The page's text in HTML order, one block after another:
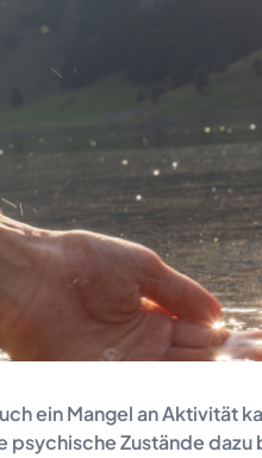
ein Mangel an Aktivität
Zustände dazu